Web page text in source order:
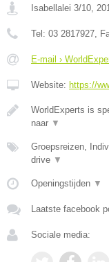
Isabellalei 3/10,
Tel: 03 2817927,
E-mail ›
Website: https://
WorldExperts is
naar ▼
Groepsreizen,
drive ▼
Openingstijden ▼
Laatste facebook
Sociale media: